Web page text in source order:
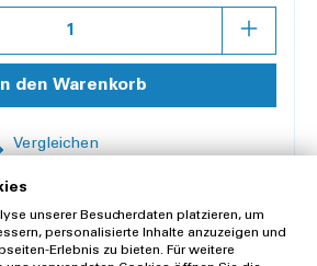
In den Warenkorb
Vergleichen
unserer Besucherdaten platzieren, um
personalisierte Inhalte anzuzeigen und
Erlebnis zu bieten. Für weitere